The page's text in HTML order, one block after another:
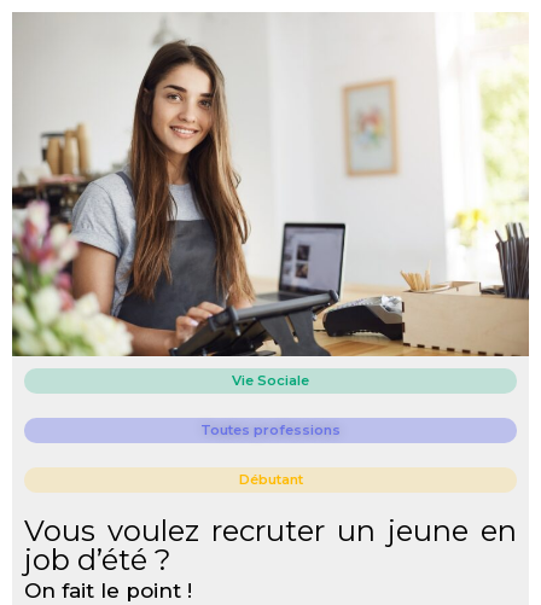
Vie Sociale
Toutes professions
Débutant
Vous voulez recruter un jeune en
job d’été ?
On fait le point !